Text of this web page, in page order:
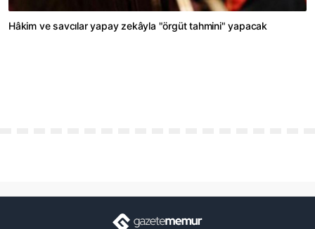
Hâkim ve savcılar yapay zekâyla "örgüt tahmini" yapacak